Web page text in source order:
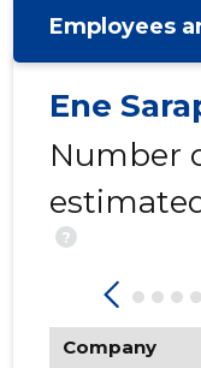
Employees
Ene
Number
?
Company